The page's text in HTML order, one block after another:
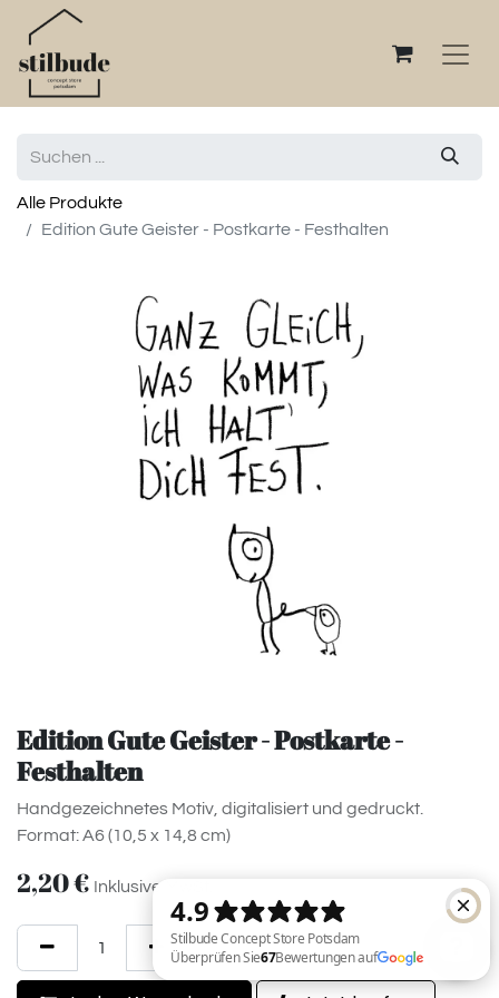
Alle Produkte
Edition Gute Geister - Postkarte - Festhalten
Edition Gute Geister - Postkarte -
Festhalten
Handgezeichnetes Motiv, digitalisiert und gedruckt.
Format: A6 (10,5 x 14,8 cm)
2,20€ Inklusive MwSt.